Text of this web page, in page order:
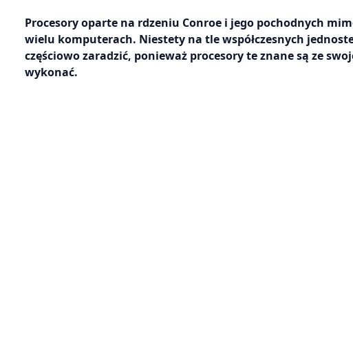
Procesory oparte na rdzeniu Conroe i jego pochodnych
wielu komputerach. Niestety na tle współczesnych
częściowo zaradzić, ponieważ procesory te znane są ze
wykonać.